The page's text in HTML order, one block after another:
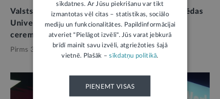
Valsts prezidenta Edgara Rinkēviča runa Klaipēdas
Universitātes goda doktora grāda saņemšanas
ceremonijā
Pirms 3 nedēļām, Valsts pārvalde
sīkdatnes. Ar Jūsu piekrišanu var tikt
izmantotas vēl citas – statistikas, sociālo
mediju un funkcionalitātes. Papildinformācijai
atveriet "Pielāgot izvēli". Jūs varat jebkurā
brīdī mainīt savu izvēli, atgriežoties šajā
vietnē. Plašāk –sīkdatņu politikā.
PIEŅEMT VISAS